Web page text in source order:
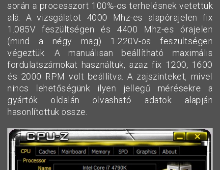
során a processzort 100%-os terhelésnek vetettük
alá. A vizsgálatot 4000 Mhz-es alapórajelen fix
1.085V feszültségen és 4400 Mhz-es órajelen
(mind a négy mag) 1.220V-os feszültségen
végeztük. A manuálisan beállítható maximális
fordulatszámokat használtuk, azaz fix 1200, 1600
és 2000 RPM volt beállítva. A zajszinteket, mivel
nincs lehetőségünk ilyen jellegű mérésekre a
gyártók oldalán olvasható adatok alapján
hasonlítottuk össze.